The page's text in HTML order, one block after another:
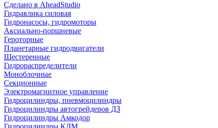
Сделано в AheadStudio
Гидравлика силовая
Гидронасосы, гидромоторы
Аксиально-поршневые
Героторные
Планетарные гидродвигатели
Шестеренные
Гидрораспределители
Моноблочные
Секционные
Электромагнитное управление
Гидроцилиндры, пневмоцилиндры
Гидроцилиндры автогрейдеров ДЗ
Гидроцилиндры Амкодор